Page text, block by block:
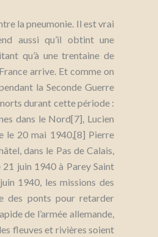
la pneumonie. Il est vrai
aussi qu’il obtint une
qu’à une trentaine de
arrive. Et comme on
la Seconde Guerre
durant cette période :
dans le Nord[7], Lucien
le 20 mai 1940,[8] Pierre
dans le Pas de Calais,
21 juin 1940 à Parey Saint
1940, les missions des
des ponts pour retarder
de l’armée allemande,
fleuves et rivières soient